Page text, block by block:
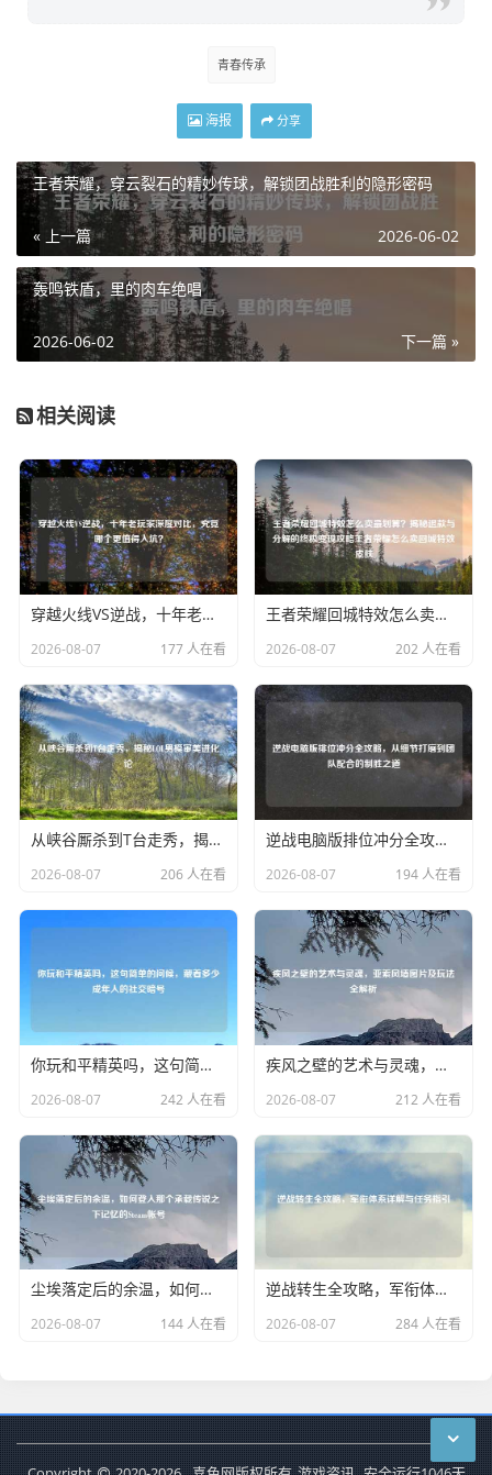
青春传承
海报 分享
王者荣耀，穿云裂石的精妙传球，解锁团战胜利的隐形密码
« 上一篇 2026-06-02
轰鸣铁盾，里的肉车绝唱
下一篇 »
2026-06-02
相关阅读
穿越火线VS逆战，十年老玩家深度对比，究竟哪个更值得入坑？
2026-08-07 177 人在看
王者荣耀回城特效怎么卖最划算？揭秘退款与分解的终极变现攻略王者荣耀怎么卖回城特效皮肤
2026-08-07 202 人在看
从峡谷厮杀到T台走秀，揭秘LOL男模审美进化论
2026-08-07 206 人在看
逆战电脑版排位冲分全攻略，从细节打磨到团队配合的制胜之道
2026-08-07 194 人在看
你玩和平精英吗，这句简单的问候，藏着多少成年人的社交暗号
2026-08-07 242 人在看
疾风之壁的艺术与灵魂，亚索风墙图片及玩法全解析
2026-08-07 212 人在看
尘埃落定后的余温，如何登入那个承载传说之下记忆的Steam帐号
2026-08-07 144 人在看
逆战转生全攻略，军衔体系详解与任务指引
2026-08-07 284 人在看